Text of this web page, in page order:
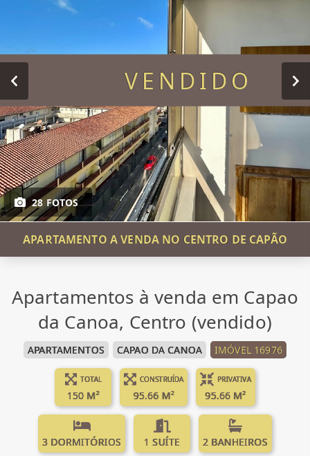
28 FOTOS
VENDIDO
APARTAMENTO A VENDA NO CENTRO DE CAPÃO
Apartamentos à venda em Capao
da Canoa, Centro (vendido)
APARTAMENTOS CAPAO DA CANOA IMÓVEL 16976
TOTAL
150 M²
CONSTRUÍDA
95.66 M²
PRIVATIVA
95.66 M²
3 DORMITÓRIOS 1 SUÍTE 2 BANHEIROS